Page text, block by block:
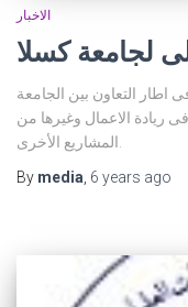
الاخبار
لجامعة كسلا
اطار التعاون بين الجامعة
ريادة الاعمال وغيرها من
By media 6 years ago